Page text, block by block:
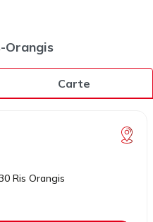
Orangis
Carte
Ris Orangis